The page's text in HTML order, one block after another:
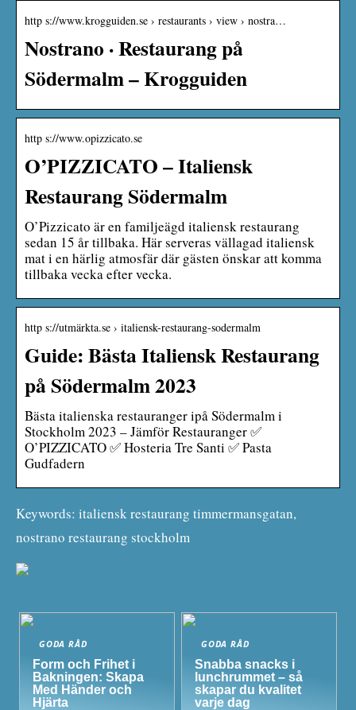
http s://www.krogguiden.se › restaurants › view › nostra…
Nostrano · Restaurang på
Södermalm – Krogguiden
http s://www.opizzicato.se
O’PIZZICATO – Italiensk
Restaurang Södermalm
O’Pizzicato är en familjeägd italiensk restaurang
sedan 15 år tillbaka. Här serveras vällagad italiensk
mat i en härlig atmosfär där gästen önskar att komma
tillbaka vecka efter vecka.
http s://utmärkta.se › italiensk-restaurang-sodermalm
Guide: Bästa Italiensk Restaurang
på Södermalm 2023
Bästa italienska restauranger ipå Södermalm i
Stockholm 2023 – Jämför Restauranger ✅
O’PIZZICATO ✅ Hosteria Tre Santi ✅ Pasta
Gudfadern
Keywords: italiensk restaurang timmermansgatan,
nostrano restaurang stockholm
GODA RÅD
Form och Frihet i
Bakningen: Skapa
Med Händer och
Hjärta
GODA RÅD
Snabba snacks i
lunchrummet – så
skapar du kvalitet
varje dag